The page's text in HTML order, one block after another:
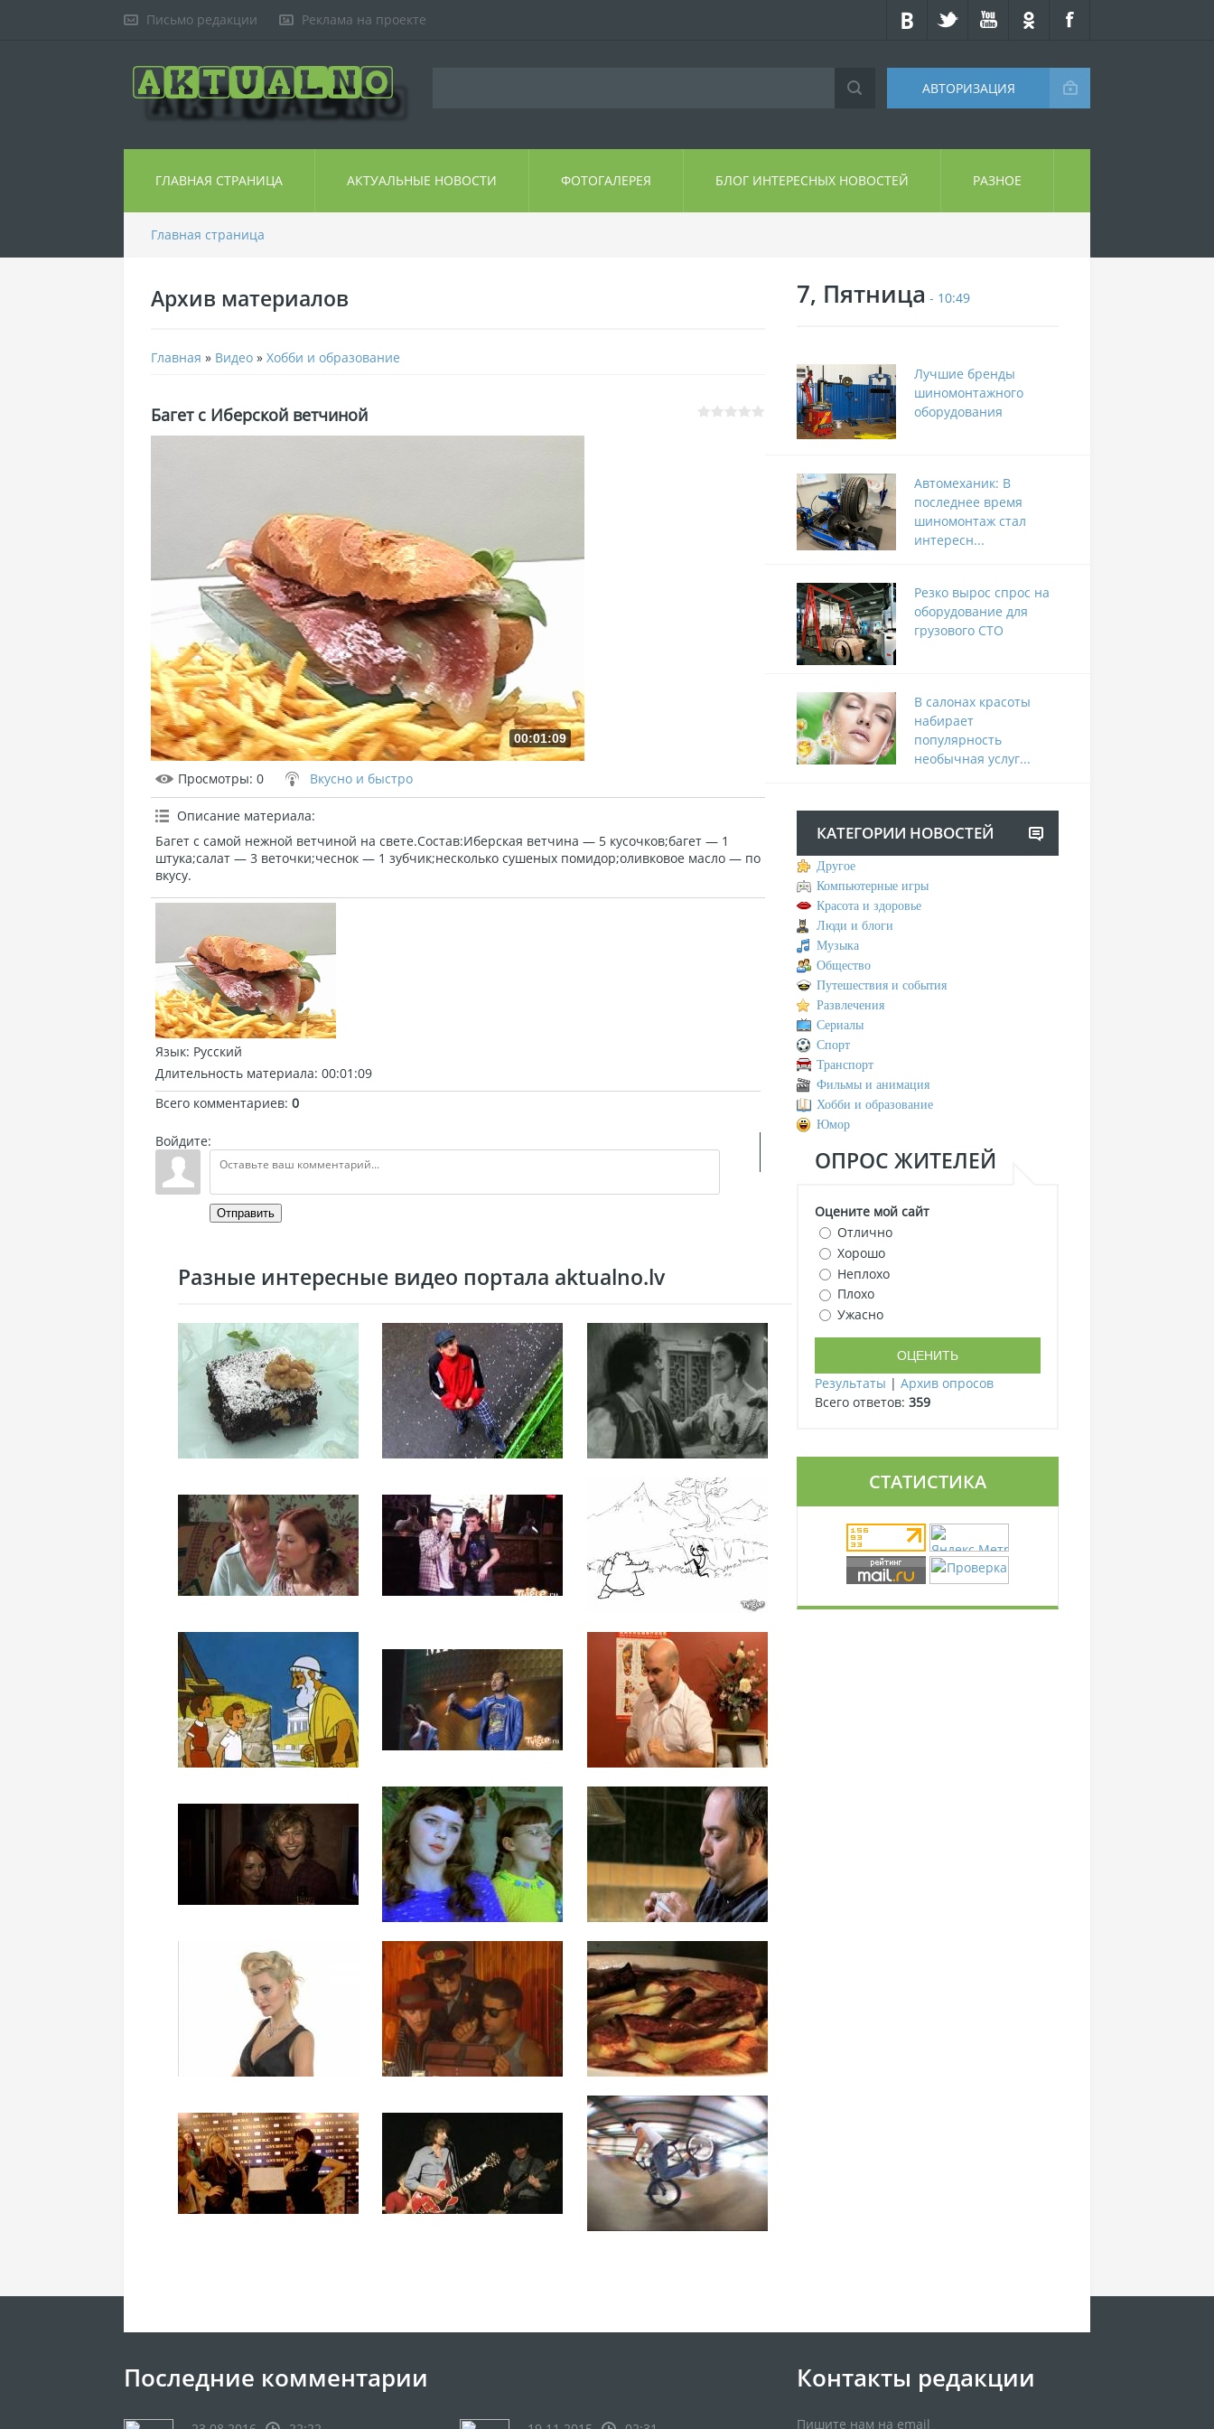
Письмо редакции Реклама на проекте
АВТОРИЗАЦИЯ
ГЛАВНАЯ СТРАНИЦА АКТУАЛЬНЫЕ НОВОСТИ ФОТОГАЛЕРЕЯ БЛОГ ИНТЕРЕСНЫХ НОВОСТЕЙ РАЗНОЕ
Главная страница
Архив материалов
Главная » Видео » Хобби и образование
Багет с Иберской ветчиной
00:01:09
Просмотры: 0 Вкусно и быстро
Описание материала:
Багет с самой нежной ветчиной на свете.Состав:Иберская ветчина — 5 кусочков;багет — 1
штука;салат — 3 веточки;чеснок — 1 зубчик;несколько сушеных помидор;оливковое масло — по
вкусу.
Язык: Русский
Длительность материала: 00:01:09
Всего комментариев: 0
Войдите:
Отправить
Разные интересные видео портала aktualno.lv
7, Пятница - 10:49
Лучшие бренды
шиномонтажного
оборудования
Автомеханик: В
последнее время
шиномонтаж стал
интересн...
Резко вырос спрос на
оборудование для
грузового СТО
В салонах красоты
набирает
популярность
необычная услуг...
КАТЕГОРИИ НОВОСТЕЙ
Другое
Компьютерные игры
Красота и здоровье
Люди и блоги
Музыка
Общество
Путешествия и события
Развлечения
Сериалы
Спорт
Транспорт
Фильмы и анимация
Хобби и образование
Юмор
ОПРОС ЖИТЕЛЕЙ
Оцените мой сайт
Отлично
Хорошо
Неплохо
Плохо
Ужасно
Результаты | Архив опросов
Всего ответов: 359
СТАТИСТИКА
Последние комментарии Контакты редакции
Пишите нам на email